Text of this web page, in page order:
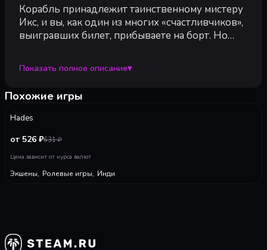
Корабль принадлежит таинственному мистеру
Икс, и вы, как один из многих «счастливчиков»,
выигравших билет, прибываете на борт. Но
Вы оказываетесь втянуты в жестокую Охоту, и
семье. Единственное, что вы можете сделать,
чтобы спасти себя и свою семью — это сыграть
Показать полное описание▾
Похожие игры
Hades
от 526 ₽631 ₽
Цена зависит от курса валют
Экшены, Ролевые игры, Инди